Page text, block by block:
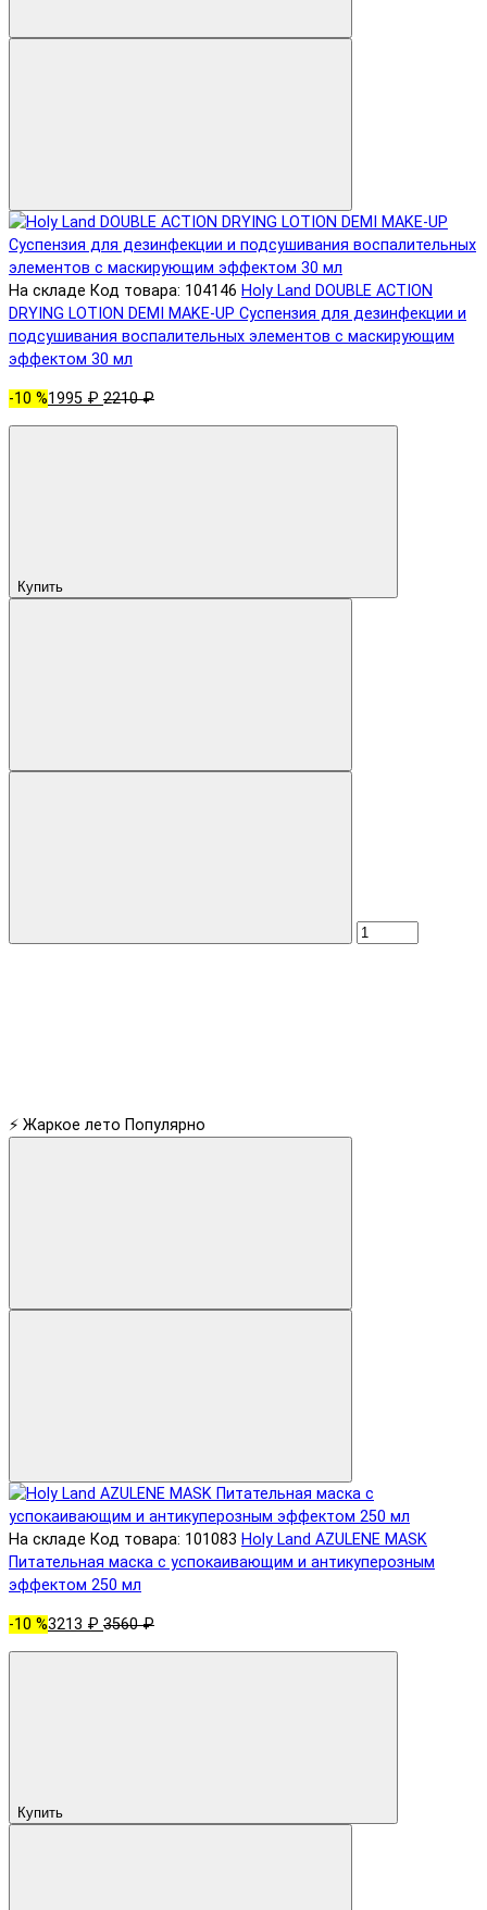
На складе Код товара: 104146 Holy Land DOUBLE ACTION
DRYING LOTION DEMI MAKE-UP Суспензия для дезинфекции и
подсушивания воспалительных элементов с маскирующим
эффектом 30 мл
-10 %1995 ₽ 2210 ₽
Купить
⚡ Жаркое лето Популярно
На складе Код товара: 101083 Holy Land AZULENE MASK
Питательная маска с успокаивающим и антикуперозным
эффектом 250 мл
-10 %3213 ₽ 3560 ₽
Купить